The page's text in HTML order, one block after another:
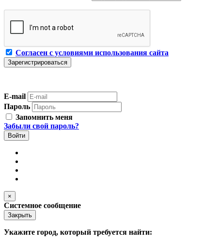
Согласен с условиями использования сайта
E-mail
Пароль
Запомнить меня
Забыли свой пароль?
×
Системное сообщение
Закрыть
Укажите город, который требуется найти: